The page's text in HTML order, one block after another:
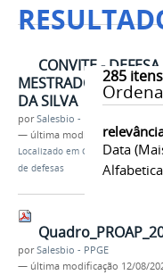
285
Data
CONVITE -
MESTRADO DE
DA SILVA
porSalesbio - PPGE
— última modificação23/11/
Localizado em Contents /… /
de defesas
porSalesbio - PPGE
— última modificação 12/08/